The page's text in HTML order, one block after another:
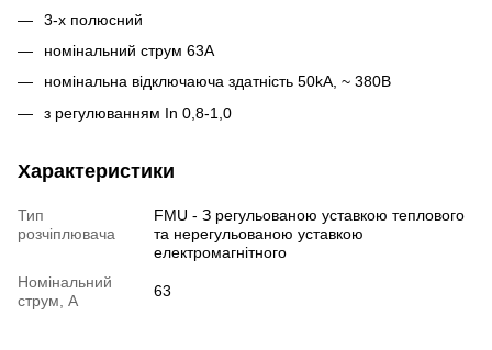
3-х полюсний
номінальний струм 63A
номінальна відключаюча здатність 50kA, ~ 380В
з регулюванням In 0,8-1,0
Характеристики
Тип
розчіплювача
FMU - З регульованою уставкою теплового
та нерегульованою уставкою
електромагнітного
Номінальний
струм, А
63